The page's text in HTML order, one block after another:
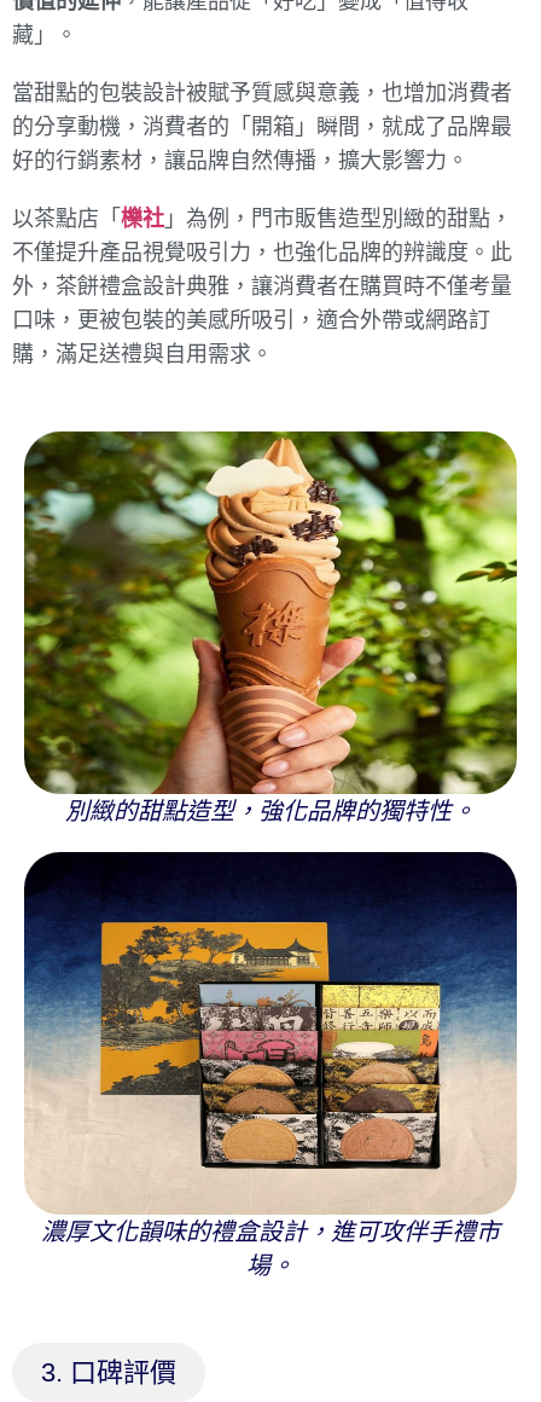
藏」。
當甜點的包裝設計被賦予質感與意義，也增加消費者
的分享動機，消費者的「開箱」瞬間，就成了品牌最
好的行銷素材，讓品牌自然傳播，擴大影響力。
以茶點店「 櫟社 」為例，門市販售造型別緻的甜點，
不僅提升產品視覺吸引力，也強化品牌的辨識度。此
外，茶餅禮盒設計典雅，讓消費者在購買時不僅考量
口味，更被包裝的美感所吸引，適合外帶或網路訂
購，滿足送禮與自用需求。
別緻的甜點造型，強化品牌的獨特性。
濃厚文化韻味的禮盒設計，進可攻伴手禮市
場。
3. 口碑評價